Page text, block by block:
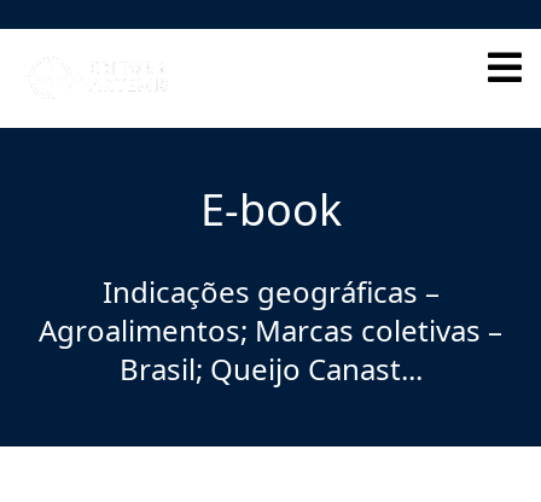
E-book
Indicações geográficas –
Agroalimentos; Marcas coletivas –
Brasil; Queijo Canast...
HOME
INDEXADORES
GALERIA DE AUTORES